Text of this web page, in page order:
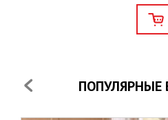
ПОПУЛЯРНЫЕ